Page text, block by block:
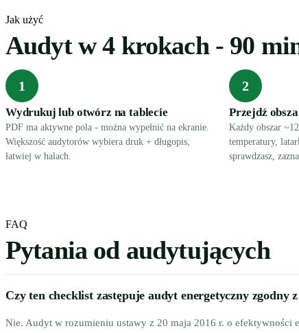
Jak użyć
Audyt w 4 krokach - 90
1
Wydrukuj lub otwórz na tablecie
PDF ma aktywne pola - można wypełnić na ekranie.
Większość audytorów wybiera druk + długopis,
łatwiej w halach.
2
Przejdź
Każdy obszar
temperatury,
sprawdzasz,
FAQ
Pytania od audytujących
Czy ten checklist zastępuje audyt energetyczny zgodny
Nie. Audyt w rozumieniu ustawy z 20 maja 2016 r. o efektywności